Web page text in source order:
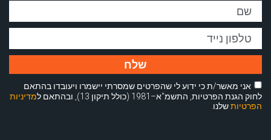
אני מאשר/ת כי ידוע לי שהפרטים שמסרתי יישמרו ויעובדו בהתאם
לחוק הגנת הפרטיות, התשמ"א–1981 (כולל תיקון 13), ובהתאם ל
מדיניות
הפרטיותשלנו.
שלח